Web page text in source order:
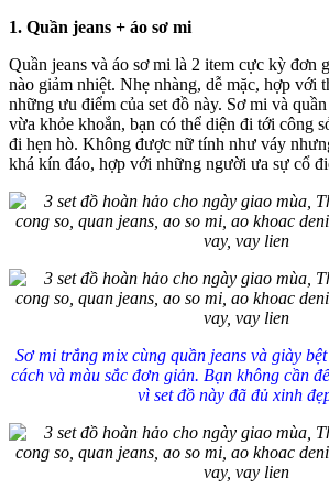
1. Quần jeans + áo sơ mi
Quần jeans và áo sơ mi là 2 item cực kỳ đơn
nào giảm nhiệt. Nhẹ nhàng, dễ mặc, hợp với
những ưu điểm của set đồ này. Sơ mi và
vừa khỏe khoắn, bạn có thể diện đi tới công
đi hẹn hò. Không được nữ tính như váy
khá kín đáo, hợp với những người ưa sự cổ
Sơ mi trắng mix cùng quần jeans và giày
cách và màu sắc đơn giản. Bạn không cần
vì set đồ này đã đủ xinh